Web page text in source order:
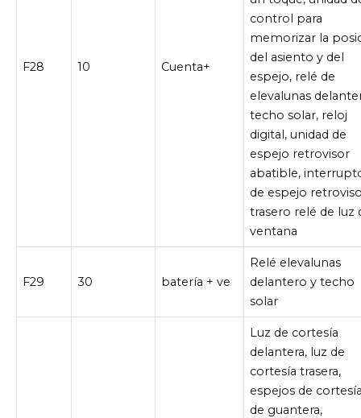
F28 10 Cuenta+
control para
memorizar la
del asiento y del
espejo, relé de
elevalunas
techo solar, reloj
digital, unidad de
espejo retrovisor
abatible,
de espejo
trasero relé de luz
ventana
F29 30 batería + ve
Relé elevalunas
delantero y techo
solar
Luz de cortesía
delantera, luz de
cortesía trasera,
espejos de
de guantera,